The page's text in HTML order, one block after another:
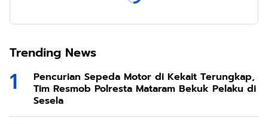
Trending News
Pencurian Sepeda Motor di Kekait Terungkap,
Tim Resmob Polresta Mataram Bekuk Pelaku di
Sesela